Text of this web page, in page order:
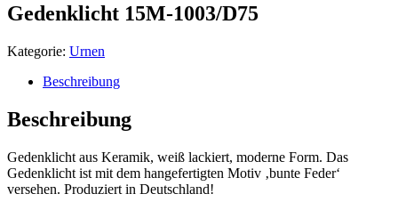
Gedenklicht 15M-1003/D75
Kategorie: Urnen
Beschreibung
Beschreibung
Gedenklicht aus Keramik, weiß lackiert, moderne Form. Das
Gedenklicht ist mit dem hangefertigten Motiv ‚bunte Feder‘
versehen. Produziert in Deutschland!